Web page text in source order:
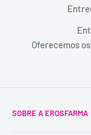
Oferecemos
SOBRE A EROSFARMA